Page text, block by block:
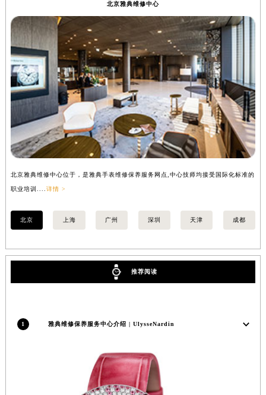
北京雅典维修中心
北京雅典维修中心位于，是雅典手表维修保养服务网点,中心技师均接受国际化标准的
职业培训....详情 >
北京 上海 广州 深圳 天津 成都
推荐阅读
1 雅典维修保养服务中心介绍 | UlysseNardin